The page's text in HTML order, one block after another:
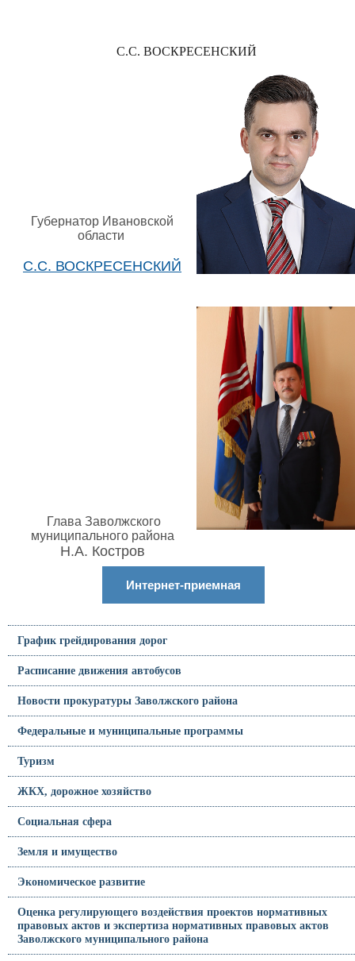
С.С. ВОСКРЕСЕНСКИЙ
Губернатор Ивановской
области
С.С. ВОСКРЕСЕНСКИЙ
Глава Заволжского
муниципального района
Н.А. Костров
Интернет-приемная
График грейдирования дорог
Расписание движения автобусов
Новости прокуратуры Заволжского района
Федеральные и муниципальные программы
Туризм
ЖКХ, дорожное хозяйство
Социальная сфера
Земля и имущество
Экономическое развитие
Оценка регулирующего воздействия проектов нормативных
правовых актов и экспертиза нормативных правовых актов
Заволжского муниципального района